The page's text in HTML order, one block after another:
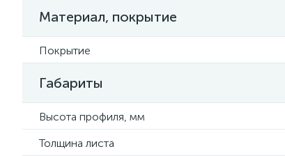
Материал, покрытие
Покрытие
Габариты
Высота профиля, мм
Толщина листа